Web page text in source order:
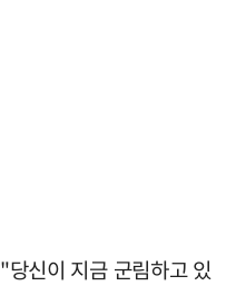
신이 지금 군림하고 있